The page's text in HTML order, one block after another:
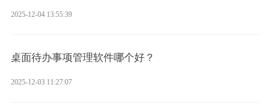
2025-12-04 13:55:39
桌面待办事项管理软件哪个好？
2025-12-03 11:27:07